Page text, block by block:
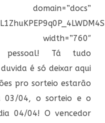
width=”760″
pessoal! Tá tudo
é só deixar aqui
pro sorteio estarão
03/04, o sorteio e o
04/04! O vencedor